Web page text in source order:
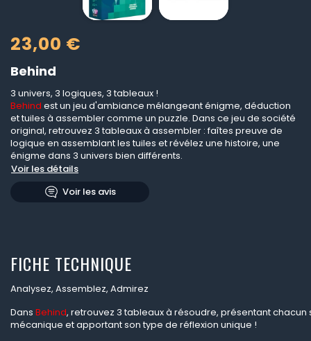
23,00 €
Behind
3 univers, 3 logiques, 3 tableaux !
Behind est un jeu d'ambiance mélangeant énigme, déduction
et tuiles à assembler comme un puzzle. Dans ce jeu de société
original, retrouvez 3 tableaux à assembler : faîtes preuve de
logique en assemblant les tuiles et révélez une histoire, une
énigme dans 3 univers bien différents.
Voir les détails
Voir les avis
FICHE TECHNIQUE
Analysez, Assemblez, Admirez
Dans Behind, retrouvez 3 tableaux à résoudre, présentant chacun
mécanique et apportant son type de réflexion unique !